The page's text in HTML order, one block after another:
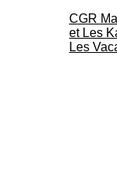
CGR
et Les
Les